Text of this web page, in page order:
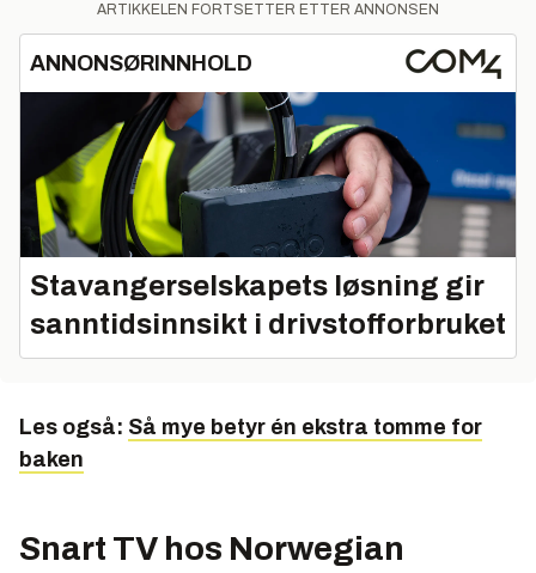
ARTIKKELEN FORTSETTER ETTER ANNONSEN
ANNONSØRINNHOLD
Stavangerselskapets løsning gir
sanntidsinnsikt i drivstofforbruket
Les også: Så mye betyr én ekstra tomme for
baken
Snart TV hos Norwegian